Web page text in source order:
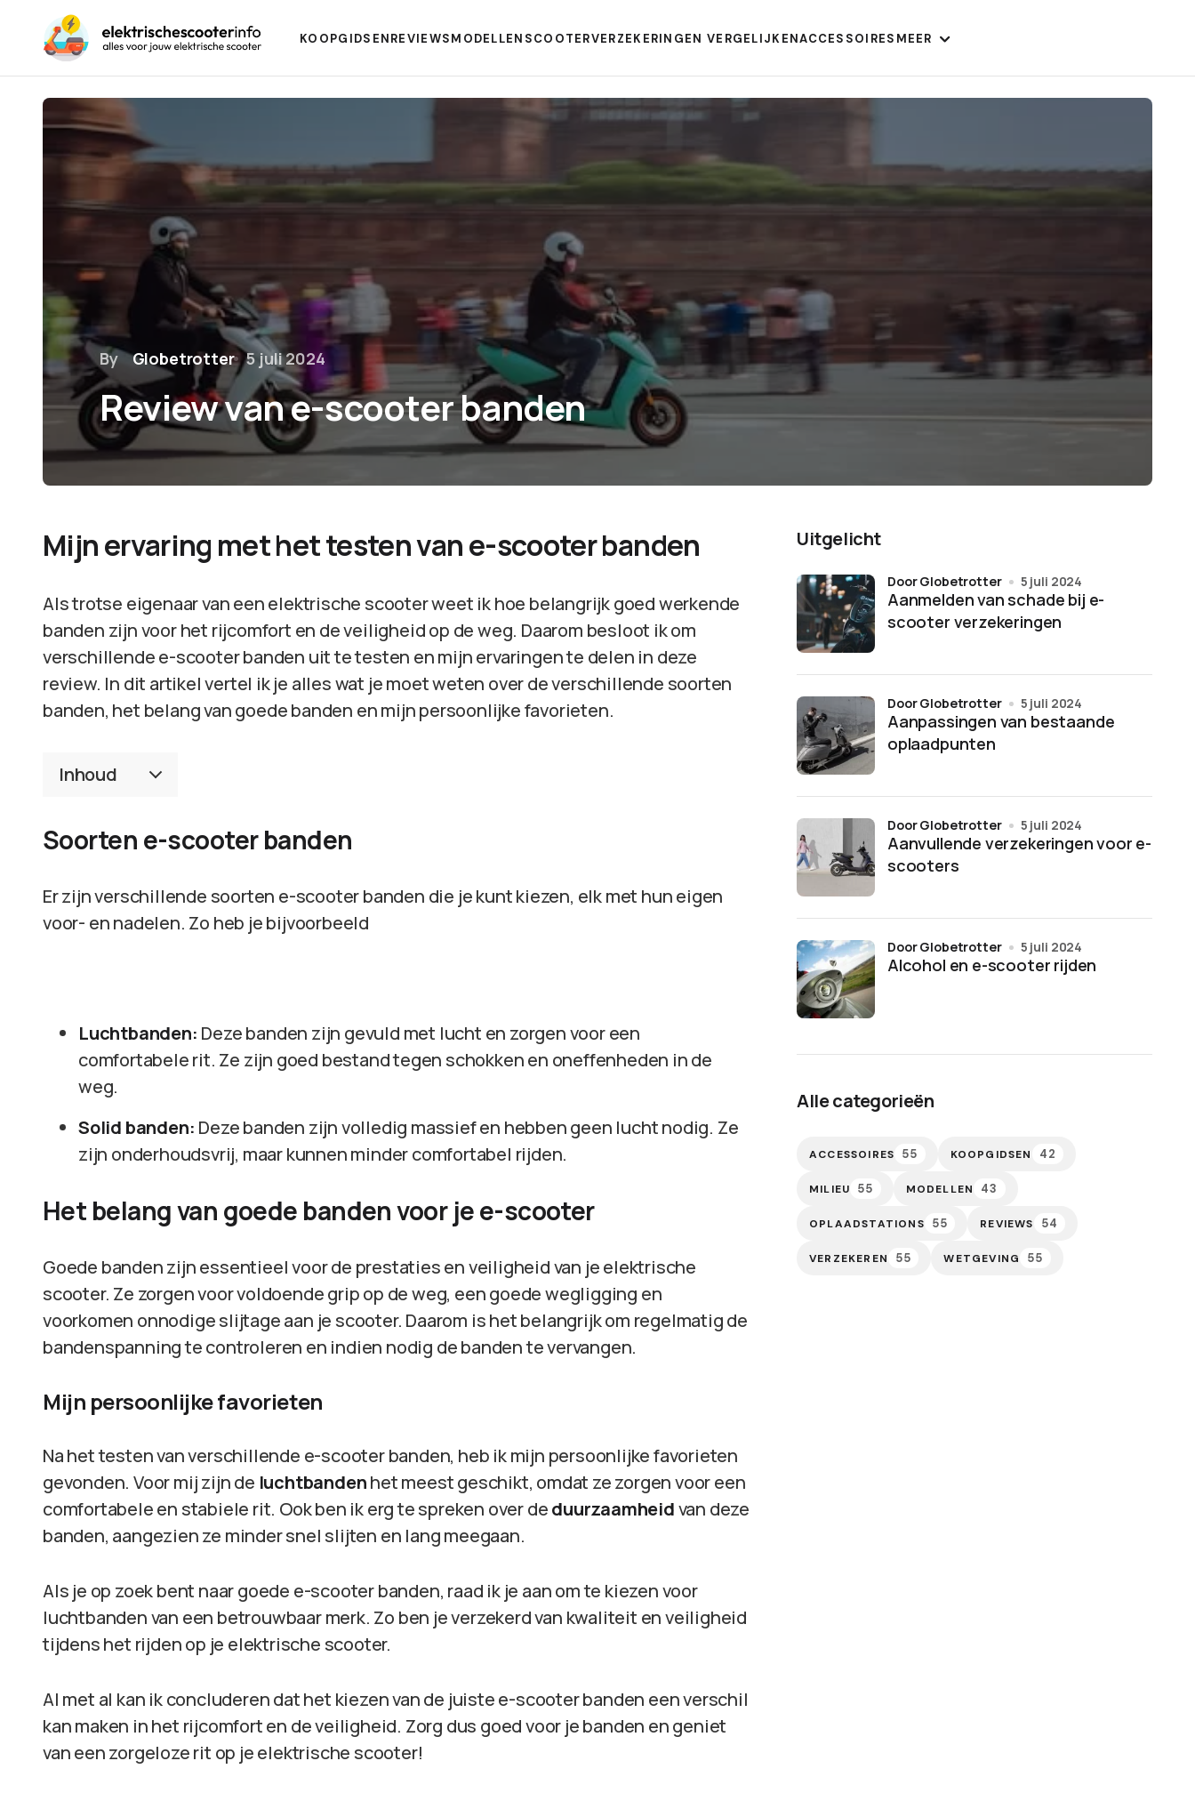
KOOPGIDSENREVIEWSMODELLEN SCOOTERVERZEKERINGEN VERGELIJKENACCESSOIRES MEER
By Globetrotter 5 juli 2024
Review van e-scooter banden
Mijn ervaring met het testen van e-scooter banden
Als trotse eigenaar van een elektrische scooter weet ik hoe belangrijk goed werkende
banden zijn voor het rijcomfort en de veiligheid op de weg. Daarom besloot ik om
verschillende e-scooter banden uit te testen en mijn ervaringen te delen in deze
review. In dit artikel vertel ik je alles wat je moet weten over de verschillende soorten
banden, het belang van goede banden en mijn persoonlijke favorieten.
Inhoud
Soorten e-scooter banden
Er zijn verschillende soorten e-scooter banden die je kunt kiezen, elk met hun eigen
voor- en nadelen. Zo heb je bijvoorbeeld
Luchtbanden: Deze banden zijn gevuld met lucht en zorgen voor een
comfortabele rit. Ze zijn goed bestand tegen schokken en oneffenheden in de
weg.
Solid banden: Deze banden zijn volledig massief en hebben geen lucht nodig. Ze
zijn onderhoudsvrij, maar kunnen minder comfortabel rijden.
Het belang van goede banden voor je e-scooter
Goede banden zijn essentieel voor de prestaties en veiligheid van je elektrische
scooter. Ze zorgen voor voldoende grip op de weg, een goede wegligging en
voorkomen onnodige slijtage aan je scooter. Daarom is het belangrijk om regelmatig de
bandenspanning te controleren en indien nodig de banden te vervangen.
Mijn persoonlijke favorieten
Na het testen van verschillende e-scooter banden, heb ik mijn persoonlijke favorieten
gevonden. Voor mij zijn de luchtbandenhet meest geschikt, omdat ze zorgen voor een
comfortabele en stabiele rit. Ook ben ik erg te spreken over deduurzaamheidvan deze
banden, aangezien ze minder snel slijten en lang meegaan.
Als je op zoek bent naar goede e-scooter banden, raad ik je aan om te kiezen voor
luchtbanden van een betrouwbaar merk. Zo ben je verzekerd van kwaliteit en veiligheid
tijdens het rijden op je elektrische scooter.
Al met al kan ik concluderen dat het kiezen van de juiste e-scooter banden een verschil
kan maken in het rijcomfort en de veiligheid. Zorg dus goed voor je banden en geniet
van een zorgeloze rit op je elektrische scooter!
Uitgelicht
Aanmelden van schade bij e-
scooter verzekeringen
door Globetrotter 5 juli 2024
Aanpassingen van bestaande
oplaadpunten
door Globetrotter 5 juli 2024
Aanvullende verzekeringen voor e-
scooters
door Globetrotter 5 juli 2024
Alcohol en e-scooter rijden
door Globetrotter 5 juli 2024
Alle categorieën
ACCESSOIRES 55 KOOPGIDSEN 42
MILIEU 55 MODELLEN 43
OPLAADSTATIONS 55 REVIEWS 54
VERZEKEREN 55 WETGEVING 55